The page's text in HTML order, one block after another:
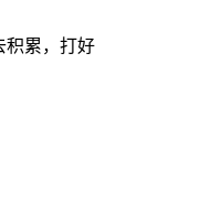
积累，打好